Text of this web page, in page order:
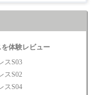
体験レビュー
スS03
スS02
スS04